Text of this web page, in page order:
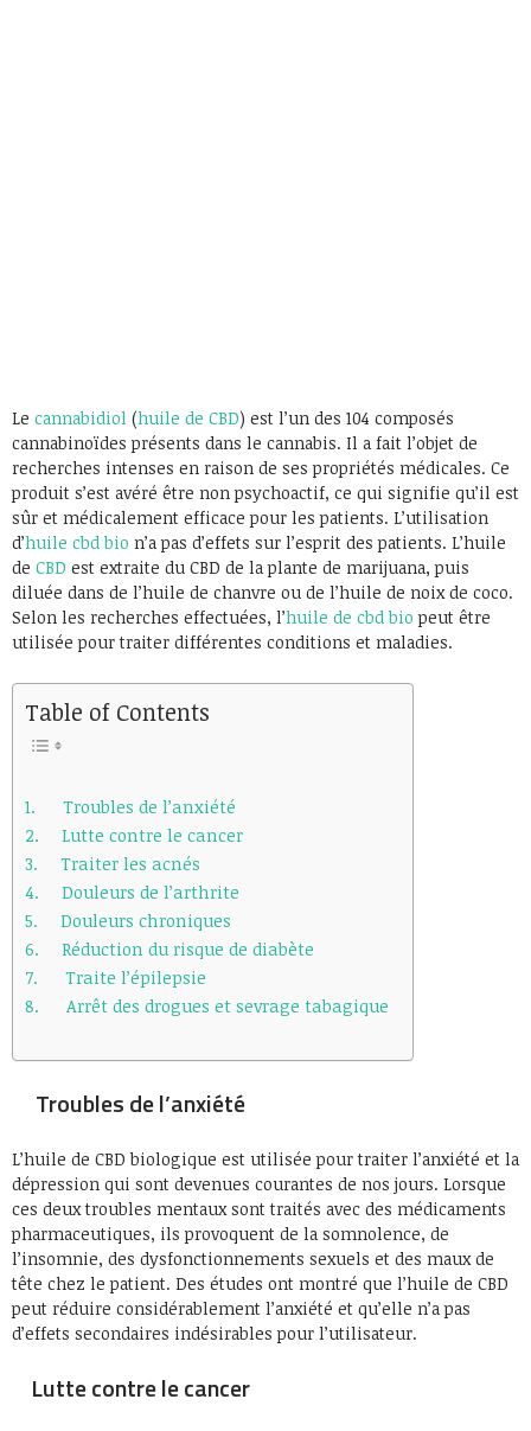
Le cannabidiol (huile de CBD) est l’un des 104 composés
cannabinoïdes présents dans le cannabis. Il a fait l’objet de
recherches intenses en raison de ses propriétés médicales. Ce
produit s’est avéré être non psychoactif, ce qui signifie qu’il est
sûr et médicalement efficace pour les patients. L’utilisation
d’huile cbd bio n’a pas d’effets sur l’esprit des patients. L’huile
de CBD est extraite du CBD de la plante de marijuana, puis
diluée dans de l’huile de chanvre ou de l’huile de noix de coco.
Selon les recherches effectuées, l’huile de cbd bio peut être
utilisée pour traiter différentes conditions et maladies.
Table of Contents
Troubles de l’anxiété
Lutte contre le cancer
Traiter les acnés
Douleurs de l’arthrite
Douleurs chroniques
Réduction du risque de diabète
Traite l’épilepsie
Arrêt des drogues et sevrage tabagique
Troubles de l’anxiété
L’huile de CBD biologique est utilisée pour traiter l’anxiété et la
dépression qui sont devenues courantes de nos jours. Lorsque
ces deux troubles mentaux sont traités avec des médicaments
pharmaceutiques, ils provoquent de la somnolence, de
l’insomnie, des dysfonctionnements sexuels et des maux de
tête chez le patient. Des études ont montré que l’huile de CBD
peut réduire considérablement l’anxiété et qu’elle n’a pas
d’effets secondaires indésirables pour l’utilisateur.
Lutte contre le cancer